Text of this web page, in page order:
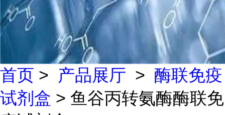
首页 > 产品展厅 > 酶联免疫
试剂盒 > 鱼谷丙转氨酶酶联免